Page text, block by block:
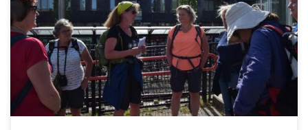
overleed Irene Kapinga op 59-jarige leeftijd. Ze had ALS,
waardoor ze de laatste jaren niet meer in staat was om
wandelgroepen te begeleiden; hoogstens op afstand nog te
organiseren. Voor haar man en twee kinderen is het een zwaar
verlies; […]